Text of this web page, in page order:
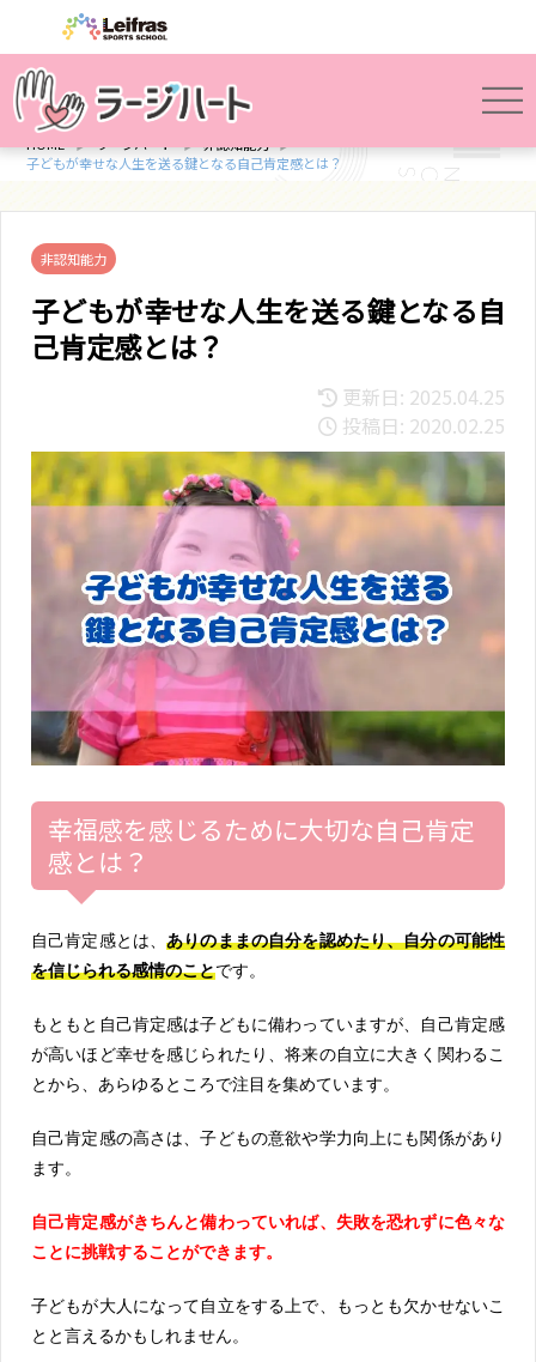
HOME ラージハート
非認知能力
子どもが幸せな人生を送る鍵となる自己肯定感とは？
非認知能力
子どもが幸せな人生を送る鍵となる自
己肯定感とは？
更新日: 2025.04.25
投稿日: 2020.02.25
幸福感を感じるために大切な自己肯定
感とは？
自己肯定感とは、ありのままの自分を認めたり、自分の可能性
を信じられる感情のことです。
もともと自己肯定感は子どもに備わっていますが、自己肯定感
が高いほど幸せを感じられたり、将来の自立に大きく関わるこ
とから、あらゆるところで注目を集めています。
自己肯定感の高さは、子どもの意欲や学力向上にも関係があり
ます。
自己肯定感がきちんと備わっていれば、失敗を恐れずに色々な
ことに挑戦することができます。
子どもが大人になって自立をする上で、もっとも欠かせないこ
とと言えるかもしれません。